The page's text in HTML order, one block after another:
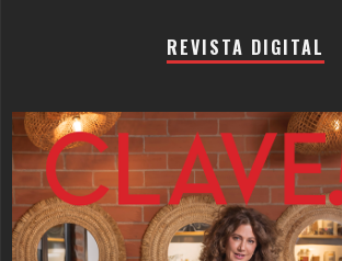
REVISTA DIGITAL